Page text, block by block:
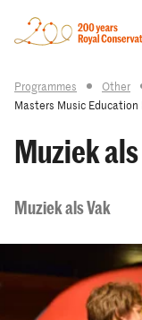
Programmes Other
Masters Music Education
Muziek
Muziek als Vak